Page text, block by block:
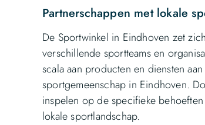
Partnerschappen met lokale
De Sportwinkel in Eindhoven zet
verschillende sportteams en
scala aan producten en diensten
sportgemeenschap in Eindhoven.
inspelen op de specifieke
lokale sportlandschap.